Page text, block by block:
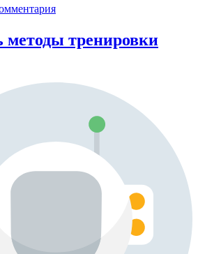
методы тренировки